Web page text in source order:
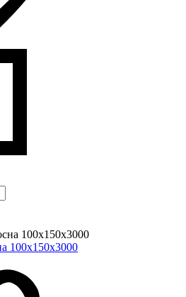
100х150х3000